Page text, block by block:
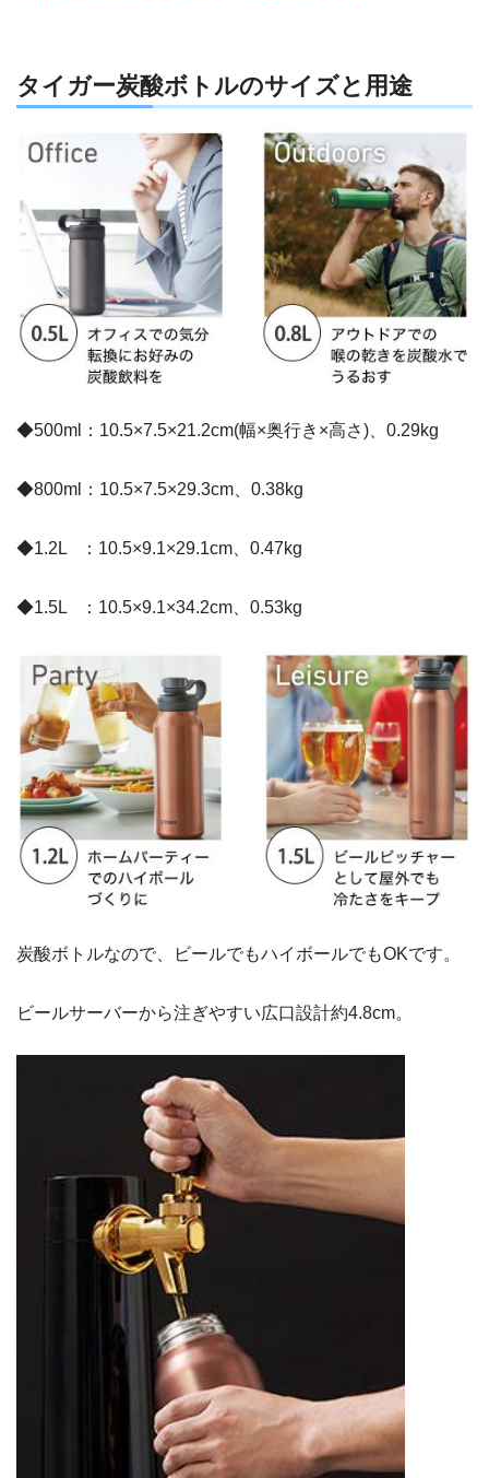
タイガー炭酸ボトルのサイズと用途
◆500ml：10.5×7.5×21.2cm(幅×奥行き×高さ)、0.29kg
◆800ml：10.5×7.5×29.3cm、0.38kg
◆1.2L ：10.5×9.1×29.1cm、0.47kg
◆1.5L ：10.5×9.1×34.2cm、0.53kg
炭酸ボトルなので、ビールでもハイボールでもOKです。
ビールサーバーから注ぎやすい広口設計約4.8cm。